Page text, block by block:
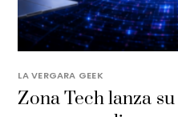
LA VERGARA GEEK
​Zona Tech lanza